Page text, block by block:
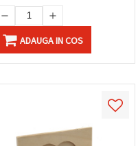
ADAUGA IN COS